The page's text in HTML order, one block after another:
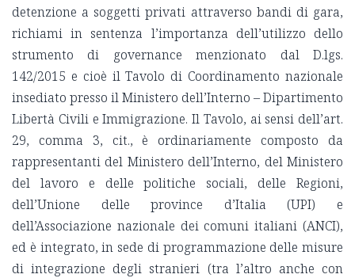
detenzione a soggetti privati attraverso bandi di gara,
richiami in sentenza l’importanza dell’utilizzo dello
strumento di governance menzionato dal D.lgs.
142/2015 e cioè il Tavolo di Coordinamento nazionale
insediato presso il Ministero dell’Interno – Dipartimento
Libertà Civili e Immigrazione. Il Tavolo, ai sensi dell’art.
29, comma 3, cit., è ordinariamente composto da
rappresentanti del Ministero dell’Interno, del Ministero
del lavoro e delle politiche sociali, delle Regioni,
dell’Unione delle province d’Italia (UPI) e
dell’Associazione nazionale dei comuni italiani (ANCI),
ed è integrato, in sede di programmazione delle misure
di integrazione degli stranieri (tra l’altro anche con